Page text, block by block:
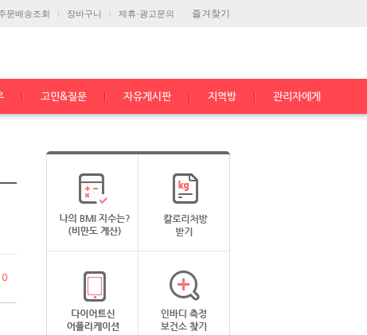
즐겨찾기
문배송조회 장바구니 제휴·광고문의
고민&질문 자유게시판 지역방 관리자에게
0